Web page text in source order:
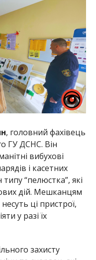
, головний фахівець
ГУ ДСНС. Він
вибухові
і касетних
“пелюстка”, які
дій. Мешканцям
ці пристрої,
у разі їх
захисту